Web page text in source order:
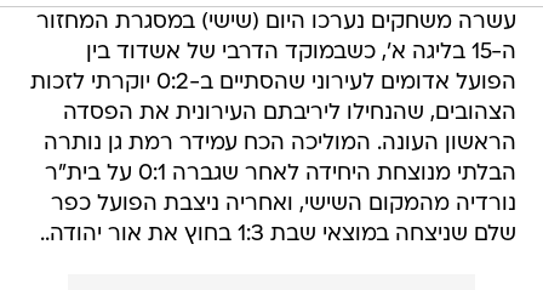
עשרה משחקים נערכו היום (שישי) במסגרת המחזור
ה-15 בליגה א', כשבמוקד הדרבי של אשדוד בין
הפועל אדומים לעירוני שהסתיים ב-0:2 יוקרתי לזכות
הצהובים, שהנחילו ליריבתם העירונית את הפסדה
הראשון העונה. המוליכה הכח עמידר רמת גן נותרה
הבלתי מנוצחת היחידה לאחר שגברה 0:1 על בית"ר
נורדיה מהמקום השישי, ואחריה ניצבת הפועל כפר
שלם שניצחה במוצאי שבת 1:3 בחוץ את אור יהודה..